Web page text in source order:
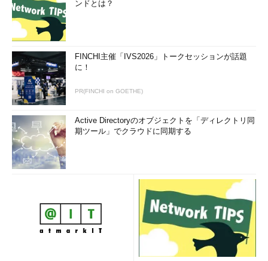
ンドとは？
FINCHI主催「IVS2026」トークセッションが話題
に！
PR(FINCHI on GOETHE)
Active Directoryのオブジェクトを「ディレクトリ同
期ツール」でクラウドに同期する